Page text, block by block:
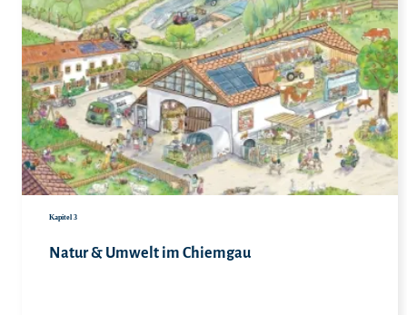
Kapitel 3
Natur & Umwelt im Chiemgau